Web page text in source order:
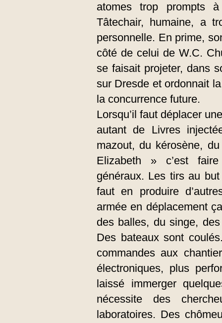
atomes trop prompts
Tâtechair, humaine, a
personnelle. En prime,
côté de celui de W.C.
se faisait projeter, dans
sur Dresde et ordonnait
la concurrence future.
Lorsqu’il faut déplacer
autant de Livres
mazout, du kérosène,
Elizabeth » c’est
généraux. Les tirs au
faut en produire
armée en déplacement
des balles, du singe,
Des bateaux sont
commandes aux
électroniques, plus
laissé immerger
nécessite des
laboratoires. Des